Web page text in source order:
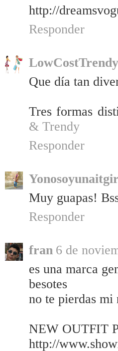
http://
Responder
LowCostTrendy
Que día tan
Tres formas
& Trendy
Responder
Muy guapas!
Responder
fran 6 de
es una marca
besotes
no te pierdas
NEW OUTFIT
http://